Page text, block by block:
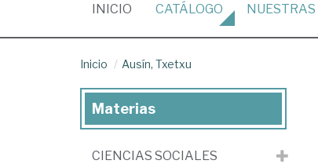
INICIO (CURRENT)
CATÁLOGO NUESTRAS
Inicio Ausín, Txetxu
Materias
CIENCIAS SOCIALES